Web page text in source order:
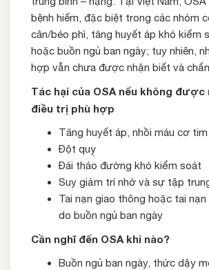
bệnh hiếm, đặc biệt trong các nhóm
cân/béo phì, tăng huyết áp khó kiểm
hoặc buồn ngủ ban ngày; tuy nhiên,
hợp vẫn chưa được nhận biết và
Tác hại của OSA nếu không được
điều trị phù hợp
Tăng huyết áp, nhồi máu cơ tim
Đột quỵ
Đái tháo đường khó kiểm soát
Suy giảm trí nhớ và sự tập
Tai nạn giao thông hoặc tai nạn
do buồn ngủ ban ngày
Cần nghĩ đến OSA khi nào?
Buồn ngủ ban ngày, thức dậy